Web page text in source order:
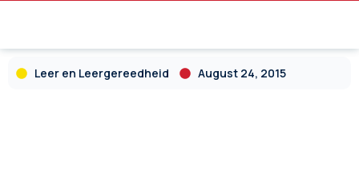
Leer en Leergereedheid August 24, 2015